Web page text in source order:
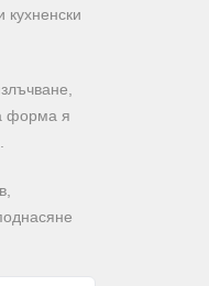
кухненски
форма я